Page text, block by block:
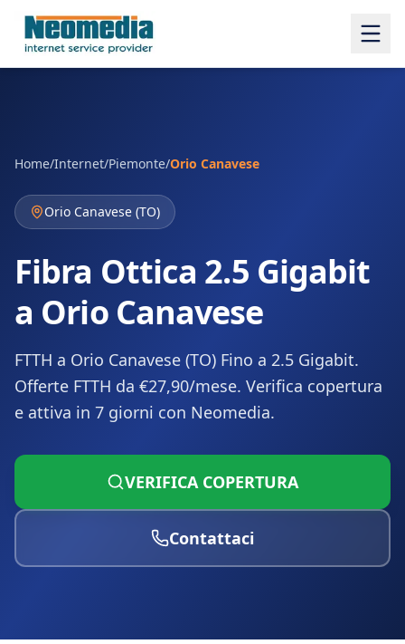
Home/Internet/Piemonte/Orio Canavese
Orio Canavese (TO)
Fibra Ottica 2.5 Gigabit
a Orio Canavese
FTTH a Orio Canavese (TO) Fino a 2.5 Gigabit.
Offerte FTTH da €27,90/mese. Verifica copertura
e attiva in 7 giorni con Neomedia.
VERIFICA COPERTURA
Contattaci